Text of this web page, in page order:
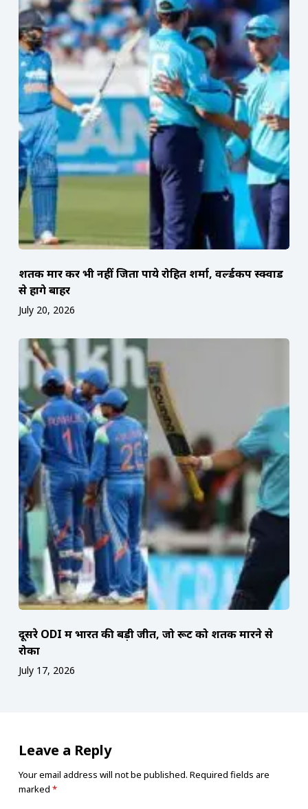
शतक मार कर भी नहीं जिता पाये रोहित शर्मा, वर्ल्डकप स्क्वाड
से होंगे बाहर
July 20, 2026
दूसरे ODI में भारत की बड़ी जीत, जो रूट को शतक मारने से
रोका
July 17, 2026
Leave a Reply
Your email address will not be published. Required fields are
marked *